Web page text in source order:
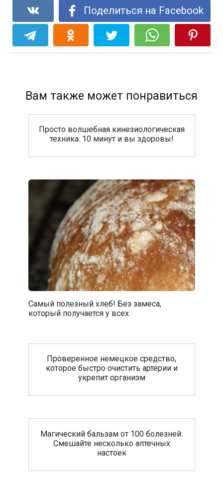
Поделиться на Facebook
Вам также может понравиться
Просто волшебная кинезиологическая
техника: 10 минут и вы здоровы!
Самый полезный хлеб! Без замеса,
который получается у всех
Проверенное немецкое средство,
которое быстро очистить артерии и
укрепит организм
Магический бальзам от 100 болезней:
Смешайте несколько аптечных
настоек